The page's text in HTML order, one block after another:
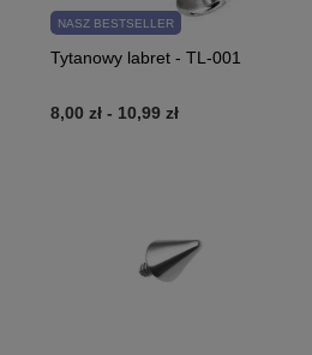
NASZ BESTSELLER
Tytanowy labret - TL-001
8,00 zł - 10,99 zł